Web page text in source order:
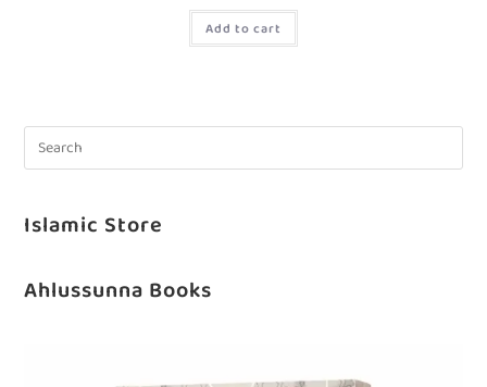
Add to cart
Islamic Store
Ahlussunna Books